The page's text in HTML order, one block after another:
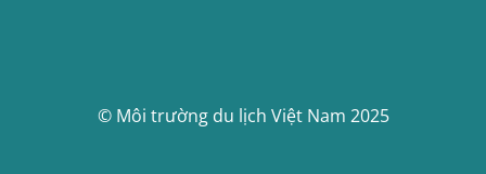
© Môi trường du lịch Việt Nam 2025